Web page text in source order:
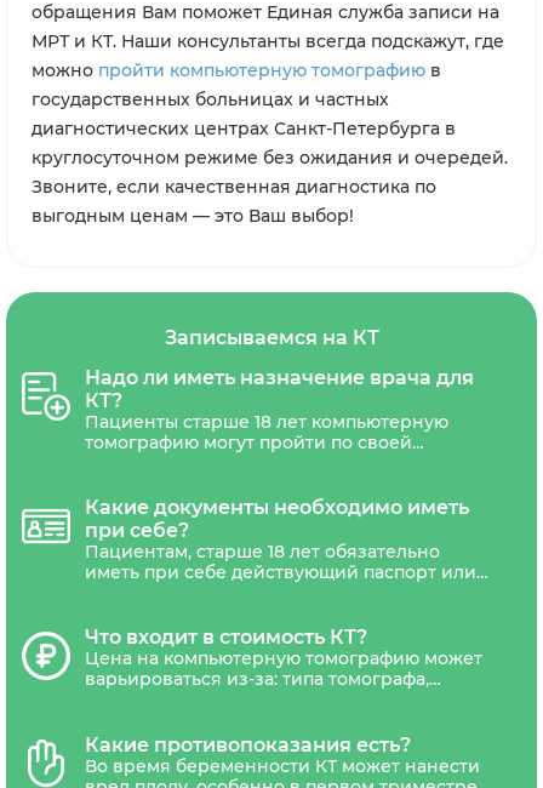
обращения Вам поможет Единая служба записи на
МРТ и КТ. Наши консультанты всегда подскажут, где
можно пройти компьютерную томографию в
государственных больницах и частных
диагностических центрах Санкт-Петербурга в
круглосуточном режиме без ожидания и очередей.
Звоните, если качественная диагностика по
выгодным ценам — это Ваш выбор!
Записываемся на КТ
Надо ли иметь назначение врача для
КТ?
Пациенты старше 18 лет компьютерную
томографию могут пройти по своей
назначение с печатью и подписью
лечащего врача.
Какие документы необходимо иметь
при себе?
Пациентам, старше 18 лет обязательно
иметь при себе действующий паспорт или
должны сопровождаться уполномоченным
представителем(один из родителей или
законный представитель ребенка).
Что входит в стоимость КТ?
Цена на компьютерную томографию может
варьироваться из-за: типа томографа,
письменное заключение рентгенолога и
запись результатов на CD-диск и отправка
снимка на электронную почту.В некоторых
Какие противопоказания есть?
Во время беременности КТ может нанести